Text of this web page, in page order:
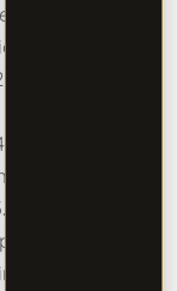
PMC8228050